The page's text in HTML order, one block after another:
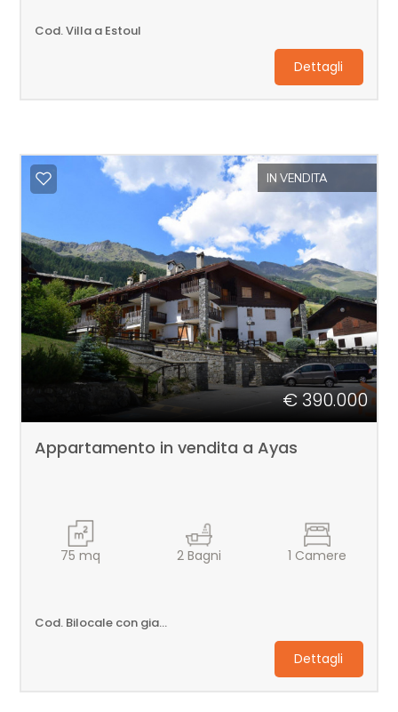
Cod. Villa a Estoul
Dettagli
IN VENDITA
€ 390.000
Appartamento in vendita a Ayas
75 mq 2Bagni 1 Camere
Cod. Bilocale con giardino
Dettagli
Totale
mq
Locali
minimi
2